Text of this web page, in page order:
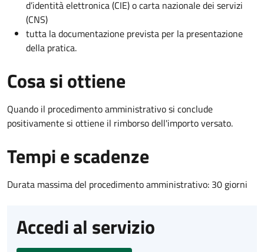
d’identità elettronica (CIE) o carta nazionale dei servizi
(CNS)
tutta la documentazione prevista per la presentazione
della pratica.
Cosa si ottiene
Quando il procedimento amministrativo si conclude
positivamente si ottiene il rimborso dell'importo versato.
Tempi e scadenze
Durata massima del procedimento amministrativo: 30 giorni
Accedi al servizio